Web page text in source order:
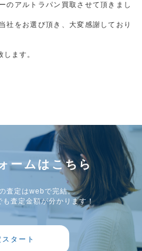
のアルトラパン買取させて頂きまし
社をお選び頂き、大変感謝しており
ます。
ームはこちら
査定はwebで完結。
も査定金額が分かります！
タート